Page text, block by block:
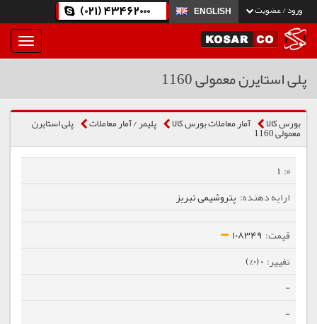
ورود / عضویت ENGLISH
(021) 43462000
بار
و
پلی استایرن معمولی 1160
بورس کالا آمار معاملات بورس کالا پلیمر / آمار معاملات پلی استایرن
معمولی 1160
1
پتروشیمی تبریز
108349
0 (0%)
-
-